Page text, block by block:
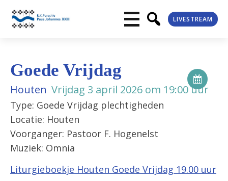
LIVESTREAM
Goede Vrijdag
Houten Vrijdag 3 april 2026 om 19:00 uur
Type: Goede Vrijdag plechtigheden
Locatie: Houten
Voorganger: Pastoor F. Hogenelst
Muziek: Omnia
Liturgieboekje Houten Goede Vrijdag 19.00 uur